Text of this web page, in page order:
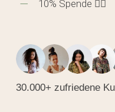
10% Spende 🖐🏼
30.000+ zufriedene